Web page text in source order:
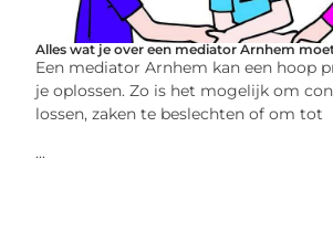
Alles wat je over een mediator Arnhem
Een mediator Arnhem kan een hoop
je oplossen. Zo is het mogelijk om
lossen, zaken te beslechten of om tot
...